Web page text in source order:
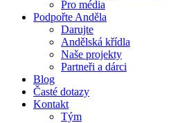
Pro média
Podpořte Anděla
Darujte
Andělská křídla
Naše projekty
Partneři a dárci
Blog
Časté dotazy
Kontakt
Tým